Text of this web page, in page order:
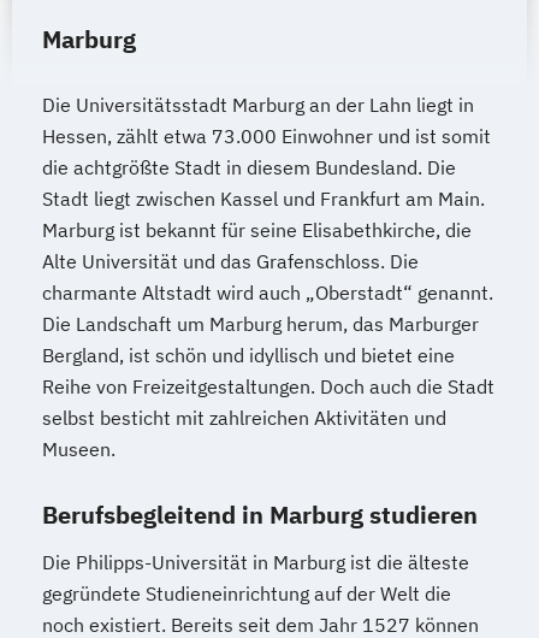
Marburg
Die Universitätsstadt Marburg an der Lahn liegt in
Hessen, zählt etwa 73.000 Einwohner und ist somit
die achtgrößte Stadt in diesem Bundesland. Die
Stadt liegt zwischen Kassel und Frankfurt am Main.
Marburg ist bekannt für seine Elisabethkirche, die
Alte Universität und das Grafenschloss. Die
charmante Altstadt wird auch „Oberstadt“ genannt.
Die Landschaft um Marburg herum, das Marburger
Bergland, ist schön und idyllisch und bietet eine
Reihe von Freizeitgestaltungen. Doch auch die Stadt
selbst besticht mit zahlreichen Aktivitäten und
Museen.
Berufsbegleitend in Marburg studieren
Die Philipps-Universität in Marburg ist die älteste
gegründete Studieneinrichtung auf der Welt die
noch existiert. Bereits seit dem Jahr 1527 können